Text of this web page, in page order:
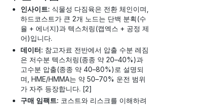
인사이트: 식물성 다짐육은 전환 체인이며,
하드코스트가 큰 2개 노드는 단백 분획(수
율 + 에너지)과 텍스처링(캡엑스 + 공정 제
어)입니다.
데이터: 참고자료 전반에서 압출 수분 레짐
은 저수분 텍스처링(종종 약 20–40%)과
고수분 압출(종종 약 40–80%)로 설명되
며, HME/HMMA는 약 50–70% 운전 범위
가 자주 등장합니다. [2]
구매 임팩트: 코스트와 리스크를 이해하려